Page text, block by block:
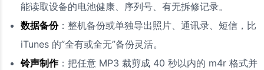
能读取设备的电池健康、序列号、有无拆修记录。
数据备份：整机备份或单独导出照片、通讯录、短信，比
iTunes 的”全有或全无”备份灵活。
铃声制作：把任意 MP3 裁剪成 40 秒以内的 m4r 格式并